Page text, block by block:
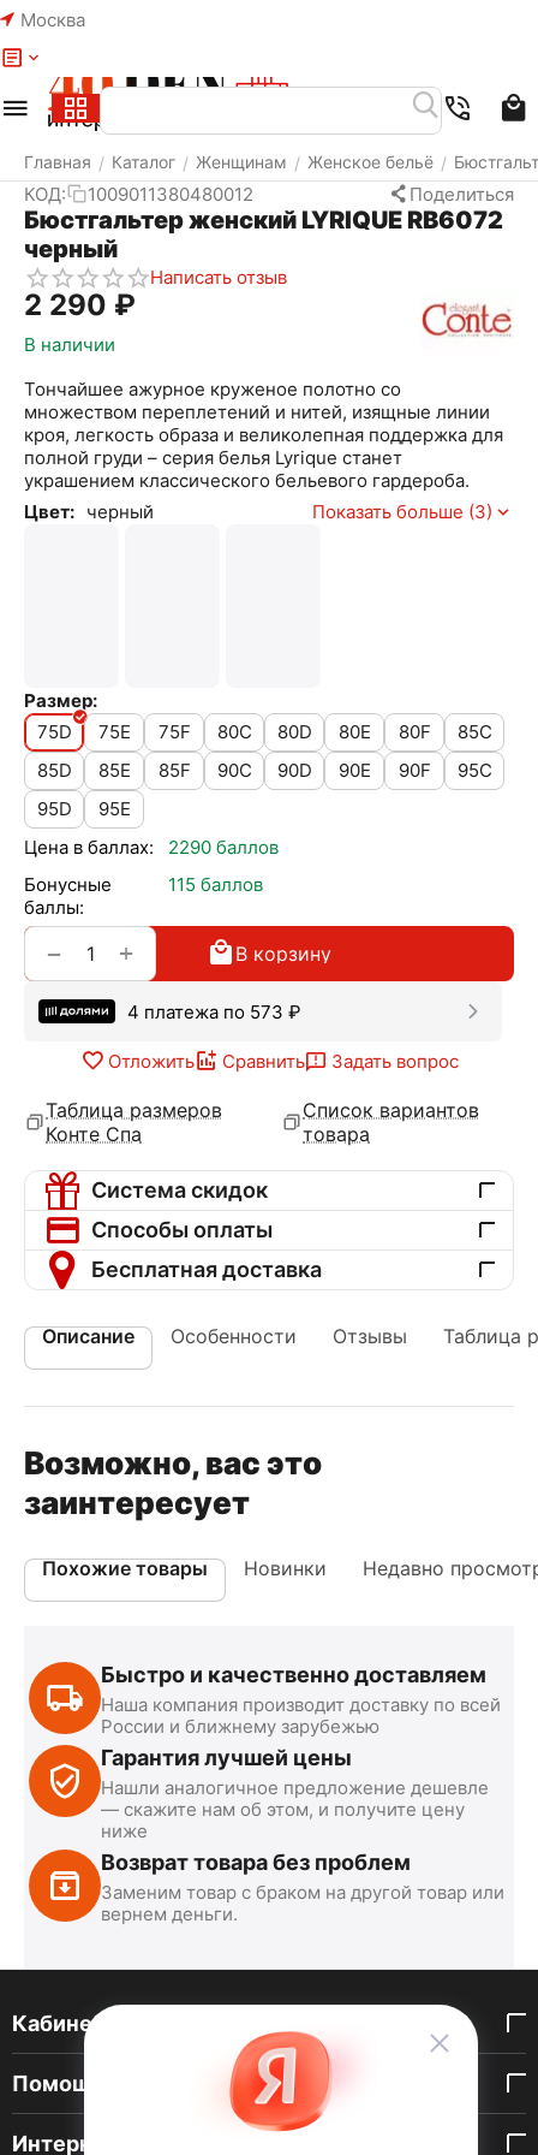
Москва
Главная / Каталог / Женщинам / Женское бельё /
КОД: 1009011380480012 Поделиться
Бюстгальтер женский LYRIQUE RB6072
черный
Написать отзыв
2 290 ₽
В наличии
Тончайшее ажурное круженое полотно со
множеством переплетений и нитей, изящные линии
кроя, легкость образа и великолепная поддержка для
полной груди – серия белья Lyrique станет
украшением классического бельевого гардероба.
Цвет: черный Показать больше (3)
Размер:
75D
75E 75F 80C 80D 80E 80F
85C
85D
85E 85F 90C 90D 90E 90F
95C
95D
95E
Цена в баллах:
2290 баллов
Бонусные
баллы:
115 баллов
+
− В корзину
4 платежа по 573 ₽
Отложить Сравнить Задать вопрос
Таблица размеров
Конте Спа
Список вариантов
товара
Система скидок
Способы оплаты
Бесплатная доставка
Описание Особенности Отзывы Таблица
Возможно, вас это
заинтересует
Похожие товары Новинки Недавно
Быстро и качественно доставляем
Наша компания производит доставку по всей
России и ближнему зарубежью
Гарантия лучшей цены
Нашли аналогичное предложение дешевле
— скажите нам об этом, и получите цену
ниже
Возврат товара без проблем
Заменим товар с браком на другой товар или
вернем деньги.
Кабинет покупателя
Помощь покупателю
Интернет-магазин
Меню